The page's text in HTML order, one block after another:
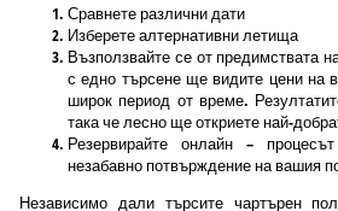
Сравнете различни дати
Изберете алтернативни летища
Възползвайте се от предимствата
с едно търсене ще видите цени на
широк период от време.
така че лесно ще откриете най-
Резервирайте онлайн –
незабавно потвърждение на вашия
Независимо дали търсите чартърен